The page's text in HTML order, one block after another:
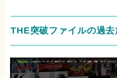
THE突破ファイルの過